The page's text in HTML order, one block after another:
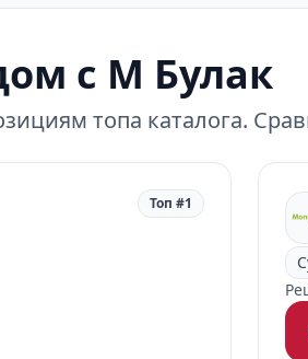
с М Булак
топа каталога.
Топ #1